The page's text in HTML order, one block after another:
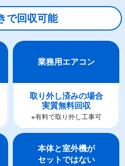
で回収可能
業務用エアコン
取り外し済みの場合
実質無料回収
※有料で取り外し工事可
本体と室外機が
セットではない